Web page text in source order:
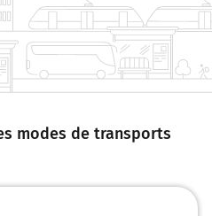
modes de transports